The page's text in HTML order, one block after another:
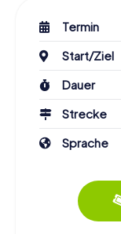
Termin
Start/Ziel
Dauer
Strecke
Sprache